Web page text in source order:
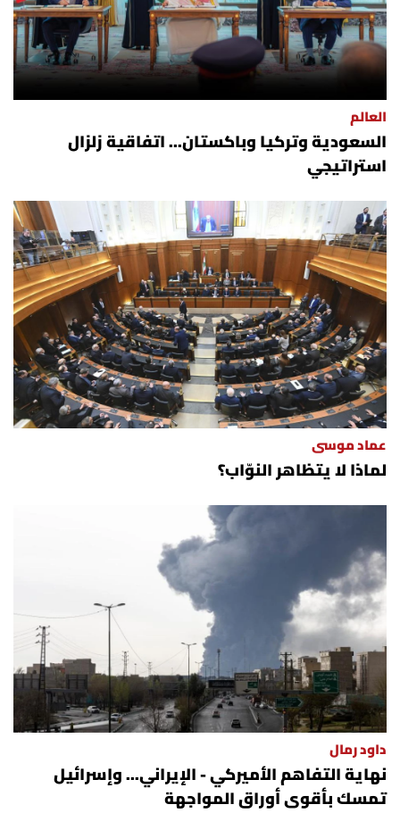
العالم
السعودية وتركيا وباكستان... اتفاقية زلزال
استراتيجي
عماد موسى
لماذا لا يتظاهر النوّاب؟
داود رمال
نهاية التفاهم الأميركي - الإيراني... وإسرائيل
تمسك بأقوى أوراق المواجهة